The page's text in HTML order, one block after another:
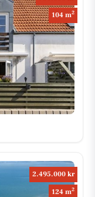
104 m2
2.495.000 kr
124 m2